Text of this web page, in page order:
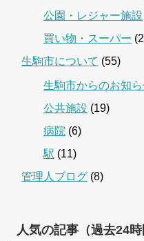
公園・レジャー施設
買い物・スーパー
生駒市について (55)
生駒市からのお知
公共施設 (19)
病院 (6)
駅 (11)
管理人ブログ (8)
人気の記事（過去24時